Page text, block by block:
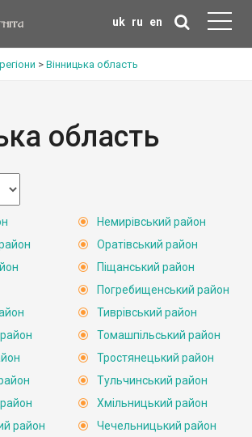
uk ru en
> Вінницька область
область
район
Немирівський район
Оратівський район
Піщанський район
Погребищенський район
Тиврівський район
Томашпільський район
Тростянецький район
Тульчинський район
Хмільницький район
Чечельницький район